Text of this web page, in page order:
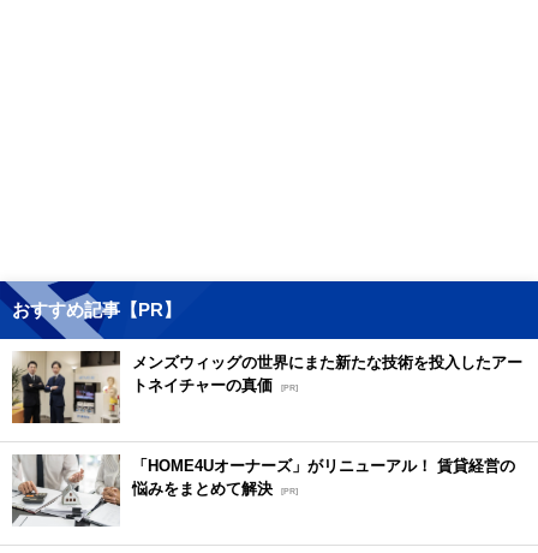
おすすめ記事【PR】
メンズウィッグの世界にまた新たな技術を投入したアー
トネイチャーの真価 [PR]
「HOME4Uオーナーズ」がリニューアル！ 賃貸経営の
悩みをまとめて解決 [PR]